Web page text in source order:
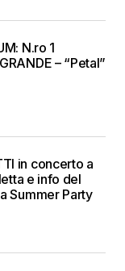
N.ro 1
– “Petal”
in concerto a
e info del
Summer Party